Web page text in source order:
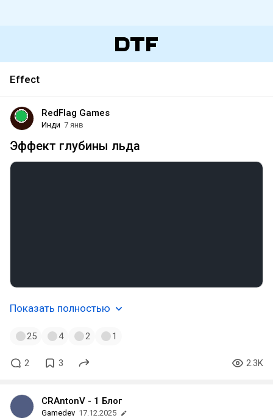
Effect
RedFlag Games
Инди 7 янв
Эффект глубины льда
Показать полностью
25 4 2 1
2 3 2.3K
CRAntonV - 1 Блог
Gamedev 17.12.2025